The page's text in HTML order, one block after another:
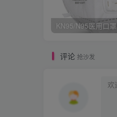
评论 抢沙发